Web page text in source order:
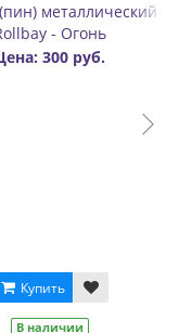
- Огонь
руб.